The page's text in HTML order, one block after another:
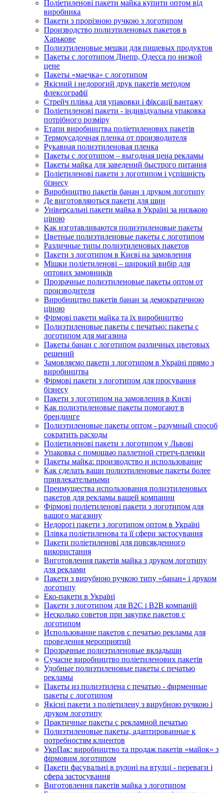
Поліетиленові пакети майка купити оптом від
виробника
Пакети з прорізною ручкою з логотипом
Производство полиэтиленовых пакетов в
Харькове
Полиэтиленовые мешки для пищевых продуктов
Пакеты с логотипом Днепр, Одесса по низкой
цене
Пакеты «маечка» с логотипом
Якісний і недорогий друк пакетів методом
флексографії
Стрейч плівка для упаковки і фіксації вантажу
Поліетиленові пакети - індивідуальна упаковка
потрібного розміру
Етапи виробництва поліетиленових пакетів
Термоусадочная пленка от производителя
Рукавная полиэтиленовая пленка
Пакеты с логотипом – выгодная цена рекламы
Пакеты майка для заведений быстрого питания
Поліетиленові пакети з логотипом і успішність
бізнесу
Виробництво пакетів банан з друком логотипу
Де виготовляються пакети для шин
Універсальні пакети майка в Україні за низькою
ціною
Как изготавливаются полиэтиленовые пакеты
Цветные полиэтиленовые пакеты с логотипом
Различные типы полиэтиленовых пакетов
Пакети з логотипом в Києві на замовлення
Мішки поліетиленові – широкий вибір для
оптових замовників
Прозрачные полиэтиленовые пакеты оптом от
производителя
Виробництво пакетів банан за демократичною
ціною
Фірмові пакети майка та їх виробництво
Полиэтиленовые пакеты с печатью: пакеты с
логотипом для магазина
Пакеты банан с логотипом различных цветовых
решений
Замовляємо пакети з логотипом в Україні прямо з
виробництва
Фірмові пакети з логотипом для просування
бізнесу
Пакети з логотипом на замовлення в Києві
Как полиэтиленовые пакеты помогают в
брендинге
Полиэтиленовые пакеты оптом - разумный способ
сократить расходы
Поліетиленові пакети з логотипом у Львові
Упаковка с помощью паллетной стретч-пленки
Пакеты майка: производство и использование
Как сделать ваши полиэтиленовые пакеты более
привлекательными
Преимущества использования полиэтиленовых
пакетов для рекламы вашей компании
Фірмові поліетиленові пакети з логотипом для
вашого магазину
Недорогі пакети з логотипом оптом в Україні
Плівка поліетиленова та її сфери застосування
Пакети поліетиленові для повсякденного
використання
Виготовлення пакетів майка з друком логотипу
для реклами
Пакети з вирубною ручкою типу «банан» і друком
логотипу
Еко-пакети в Україні
Пакети з логотипом для B2C і B2B компаній
Несколько советов при закупке пакетов с
логотипом
Использование пакетов с печатью рекламы для
проведения мероприятий
Прозрачные полиэтиленовые вкладыши
Сучасне виробництво поліетиленових пакетів
Удобные полиэтиленовые пакеты с печатью
рекламы
Пакеты из полиэтилена с печатью - фирменные
пакеты с логотипом
Якісні пакети з поліетилену з вирубною ручкою і
друком логотипу
Практичные пакеты с рекламной печатью
Полиэтиленовые пакеты, адаптированные к
потребностям клиентов
УкрПак: виробництво та продаж пакетів «майок» з
фірмовим логотипом
Пакети фасувальні в рулоні на втулці - переваги і
сфера застосування
Виготовлення пакетів майка з логотипом